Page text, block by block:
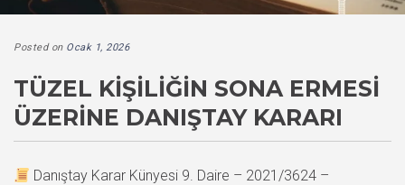
Posted on Ocak 1, 2026
TÜZEL KIŞILIĞIN SONA ERMESI
ÜZERINE DANIŞTAY KARARI
Danıştay Karar Künyesi 9. Daire – 2021/3624 –